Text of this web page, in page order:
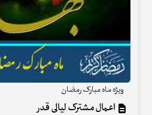
ویژه ماه مبارک رمضان
اعمال مشترک لیالی قدر